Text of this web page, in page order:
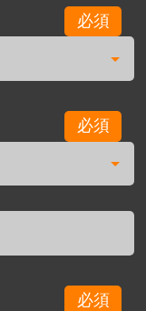
必須
必須
必須